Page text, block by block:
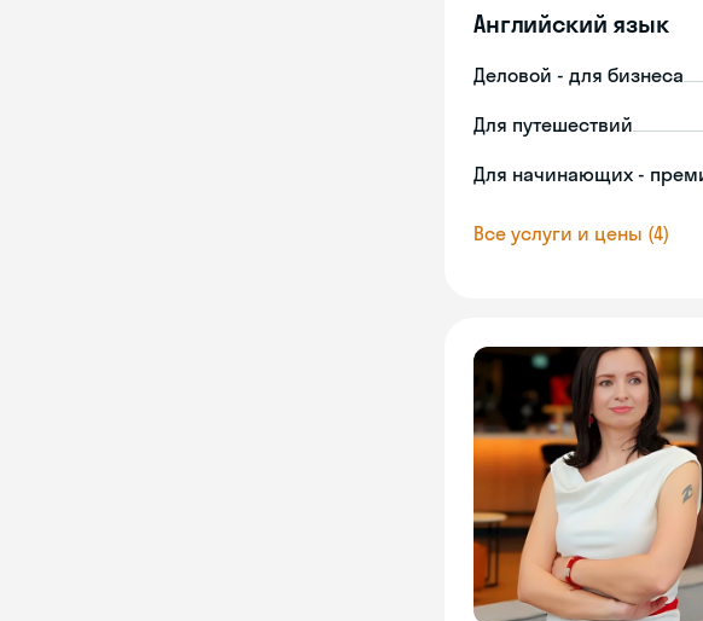
Английский язык
Деловой - для бизнеса
Для путешествий
Для начинающих -
Все услуги и цены (4)